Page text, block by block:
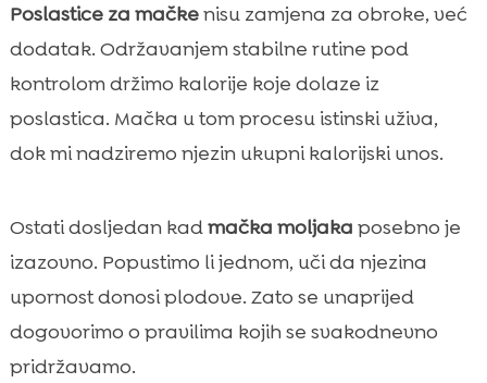
Poslastice za mačkenisu zamjena za obroke, već
dodatak. Održavanjem stabilne rutine pod
kontrolom držimo kalorije koje dolaze iz
poslastica. Mačka u tom procesu istinski uživa,
dok mi nadziremo njezin ukupni kalorijski unos.
Ostati dosljedan kadmačka moljaka posebno je
izazovno. Popustimo li jednom, uči da njezina
upornost donosi plodove. Zato se unaprijed
dogovorimo o pravilima kojih se svakodnevno
pridržavamo.